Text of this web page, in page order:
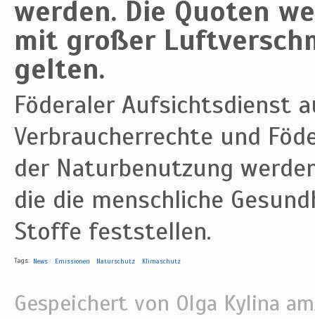
werden. Die Quoten
mit großer
gelten.
Föderaler Aufsichtsdienst
Verbraucherrechte und
der Naturbenutzung
die die menschliche
Stoffe feststellen.
Tags: News Emissionen Naturschutz Klimaschutz
Gespeichert von Olga Kylina